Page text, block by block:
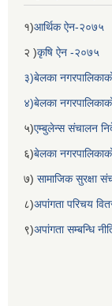
१)आर्थिक ऐन-२०७५
२ )कृषि ऐन -२०७५
३)बेलका
४)बेलका
५)एम्बुलेन्स संचालन
६)बेलका
७) सामाजिक सुरक्षा
८)अपांगता परिचय
९)अपांगता सम्बन्धि